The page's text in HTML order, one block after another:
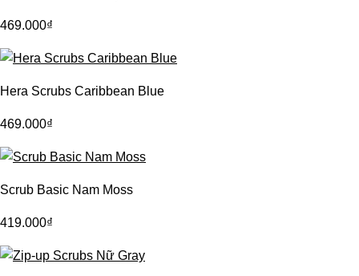
469.000₫
Hera Scrubs Caribbean Blue
469.000₫
Scrub Basic Nam Moss
419.000₫